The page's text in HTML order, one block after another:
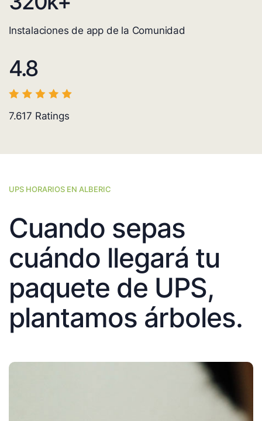
Instalaciones de app de la Comunidad
4.8
7.617 Ratings
UPS HORARIOS EN ALBERIC
Cuando sepas
cuándo llegará tu
paquete de UPS,
plantamos árboles.